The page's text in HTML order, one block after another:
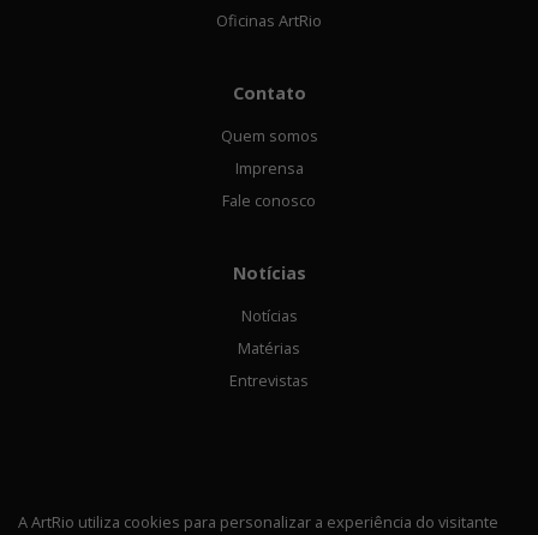
Oficinas ArtRio
Contato
Quem somos
Imprensa
Fale conosco
Notícias
Notícias
Matérias
Entrevistas
A ArtRio utiliza cookies para personalizar a experiência do visitante